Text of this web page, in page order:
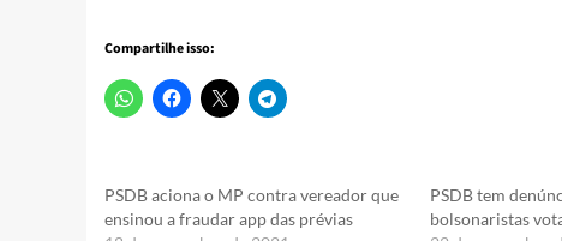
Compartilhe isso:
PSDB aciona o MP contra vereador que
ensinou a fraudar app das prévias
PSDB tem
bolsonaristas